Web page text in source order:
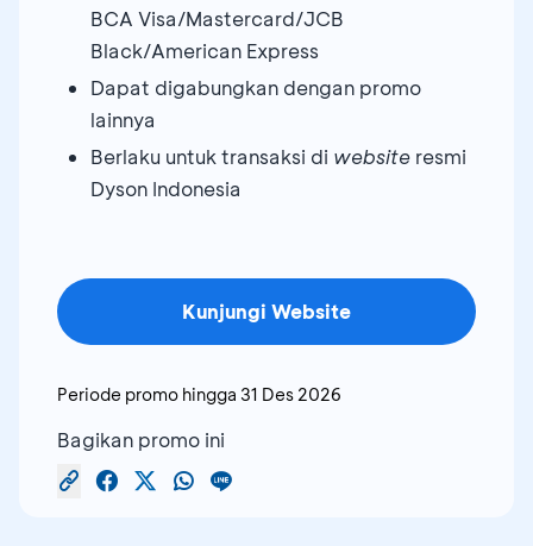
BCA Visa/Mastercard/JCB
Black/American Express
Dapat digabungkan dengan promo
lainnya
Berlaku untuk transaksi di website resmi
Dyson Indonesia
Kunjungi Website
Periode promo hingga 31 Des 2026
Bagikan promo ini